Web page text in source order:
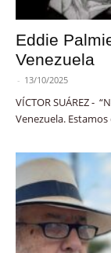
Eddie
Venezuela
- 13/10/2025
VÍCTOR SUÁREZ -
Venezuela.